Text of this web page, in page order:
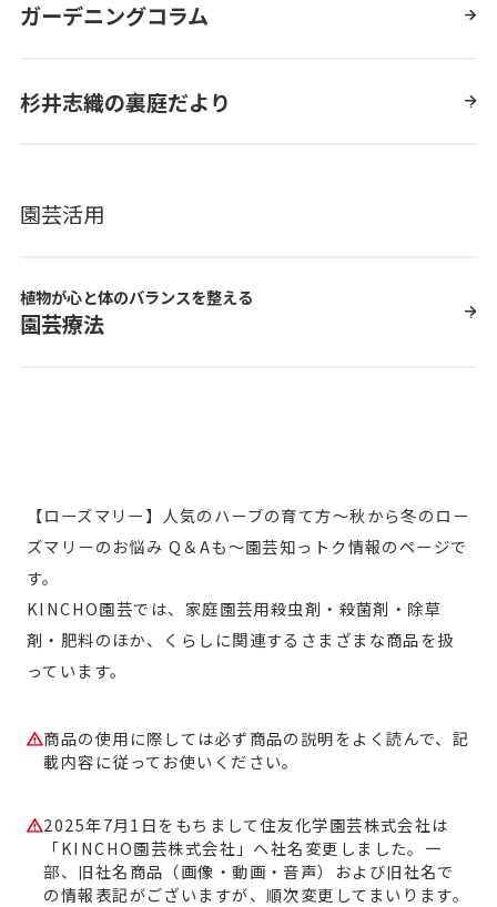
ガーデニングコラム
杉井志織の裏庭だより
園芸活用
植物が心と体のバランスを整える
園芸療法
【ローズマリー】人気のハーブの育て方～秋から冬のロー
ズマリーのお悩み Q＆Aも～園芸知っトク情報のページで
す。
KINCHO園芸では、家庭園芸用殺虫剤・殺菌剤・除草
剤・肥料のほか、くらしに関連するさまざまな商品を扱
っています。
商品の使用に際しては必ず商品の説明をよく読んで、記
載内容に従ってお使いください。
2025年7月1日をもちまして住友化学園芸株式会社は
「KINCHO園芸株式会社」へ社名変更しました。一
部、旧社名商品（画像・動画・音声）および旧社名で
の情報表記がございますが、順次変更してまいります。